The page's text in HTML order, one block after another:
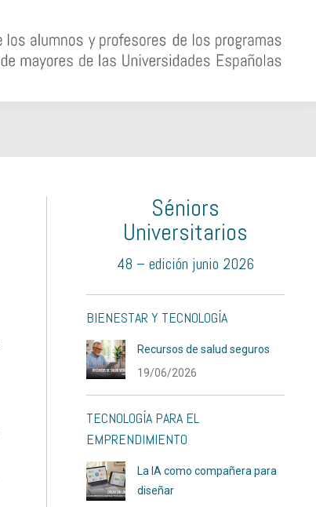
Séniors
Universitarios
48 – edición junio 2026
BIENESTAR Y TECNOLOGÍA
Recursos de salud seguros
19/06/2026
TECNOLOGÍA PARA EL
EMPRENDIMIENTO
La IA como compañera para
diseñar